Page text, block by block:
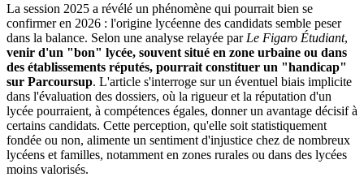
La session 2025 a révélé un phénomène qui pourrait bien se
confirmer en 2026 : l'origine lycéenne des candidats semble peser
dans la balance. Selon une analyse relayée par Le Figaro Étudiant,
venir d'un "bon" lycée, souvent situé en zone urbaine ou dans
des établissements réputés, pourrait constituer un "handicap"
sur Parcoursup. L'article s'interroge sur un éventuel biais implicite
dans l'évaluation des dossiers, où la rigueur et la réputation d'un
lycée pourraient, à compétences égales, donner un avantage décisif à
certains candidats. Cette perception, qu'elle soit statistiquement
fondée ou non, alimente un sentiment d'injustice chez de nombreux
lycéens et familles, notamment en zones rurales ou dans des lycées
moins valorisés.